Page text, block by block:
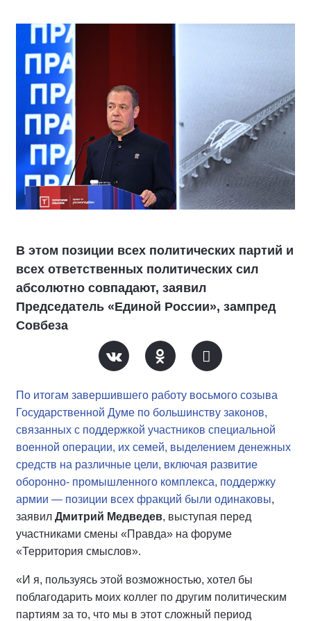
В этом позиции всех политических партий и
всех ответственных политических сил
абсолютно совпадают, заявил
Председатель «Единой России», зампред
Совбеза
По итогам завершившего работу восьмого созыва
Государственной Думе по большинству законов,
связанных с поддержкой участников специальной
военной операции, их семей, выделением денежных
средств на различные цели, включая развитие
оборонно- промышленного комплекса, поддержку
армии — позиции всех фракций были одинаковы,
заявил Дмитрий Медведев, выступая перед
участниками смены «Правда» на форуме
«Территория смыслов».
«И я, пользуясь этой возможностью, хотел бы
поблагодарить моих коллег по другим политическим
партиям за то, что мы в этот сложный период